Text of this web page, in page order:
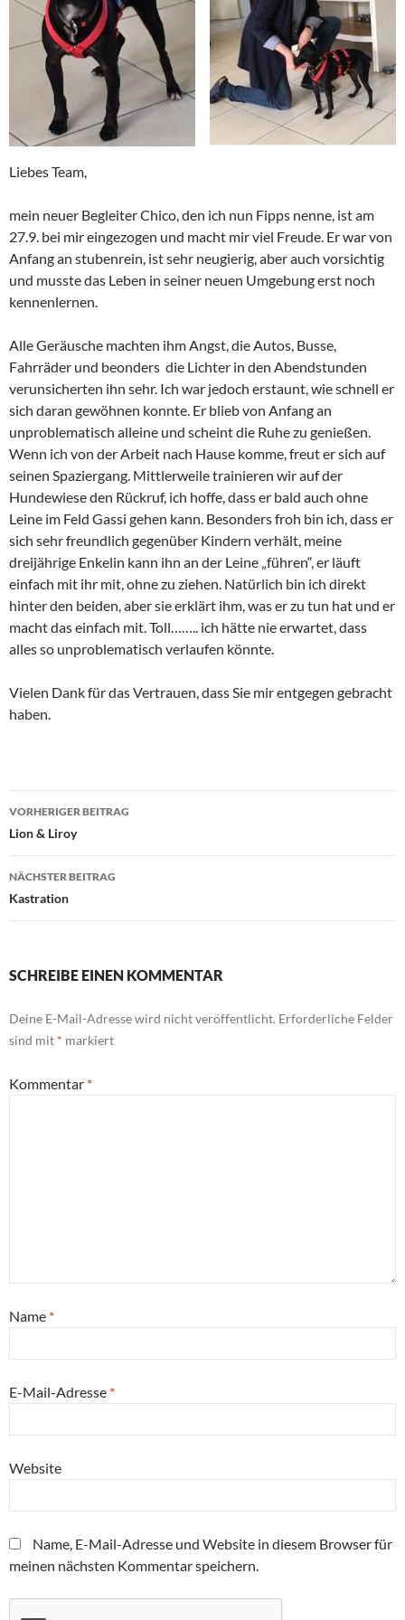
Liebes Team,
mein neuer Begleiter Chico, den ich nun Fipps nenne, ist am
27.9. bei mir eingezogen und macht mir viel Freude. Er war von
Anfang an stubenrein, ist sehr neugierig, aber auch vorsichtig
und musste das Leben in seiner neuen Umgebung erst noch
kennenlernen.
Alle Geräusche machten ihm Angst, die Autos, Busse,
Fahrräder und beonders die Lichter in den Abendstunden
verunsicherten ihn sehr. Ich war jedoch erstaunt, wie schnell er
sich daran gewöhnen konnte. Er blieb von Anfang an
unproblematisch alleine und scheint die Ruhe zu genießen.
Wenn ich von der Arbeit nach Hause komme, freut er sich auf
seinen Spaziergang. Mittlerweile trainieren wir auf der
Hundewiese den Rückruf, ich hoffe, dass er bald auch ohne
Leine im Feld Gassi gehen kann. Besonders froh bin ich, dass er
sich sehr freundlich gegenüber Kindern verhält, meine
dreijährige Enkelin kann ihn an der Leine „führen“, er läuft
einfach mit ihr mit, ohne zu ziehen. Natürlich bin ich direkt
hinter den beiden, aber sie erklärt ihm, was er zu tun hat und er
macht das einfach mit. Toll…….. ich hätte nie erwartet, dass
alles so unproblematisch verlaufen könnte.
Vielen Dank für das Vertrauen, dass Sie mir entgegen gebracht
haben.
Beitragsnavigation
VORHERIGER BEITRAG
Lion & Liroy
NÄCHSTER BEITRAG
Kastration
SCHREIBE EINEN KOMMENTAR
Deine E-Mail-Adresse wird nicht veröffentlicht. Erforderliche Felder
sind mit * markiert
Kommentar *
Name *
E-Mail-Adresse *
Website
Name, E-Mail-Adresse und Website in diesem Browser für
meinen nächsten Kommentar speichern.